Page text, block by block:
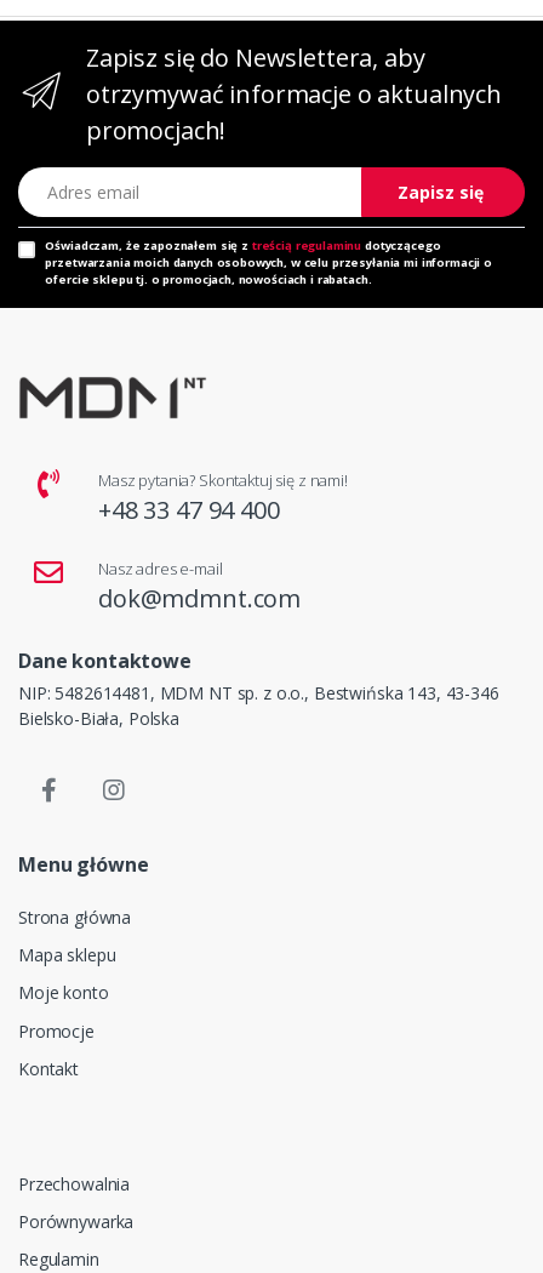
Zapisz się do Newslettera, aby
otrzymywać informacje o aktualnych
promocjach!
Adres email
Zapisz się
Oświadczam, że zapoznałem się z treścią regulaminu dotyczącego
przetwarzania moich danych osobowych, w celu przesyłania mi informacji o
ofercie sklepu tj. o promocjach, nowościach i rabatach.
Masz pytania? Skontaktuj się z nami!
+48 33 47 94 400
Nasz adres e-mail
dok@mdmnt.com
Dane kontaktowe
NIP: 5482614481, MDM NT sp. z o.o., Bestwińska 143, 43-346
Bielsko-Biała, Polska
Menu główne
Strona główna
Mapa sklepu
Moje konto
Promocje
Kontakt
Przechowalnia
Porównywarka
Regulamin